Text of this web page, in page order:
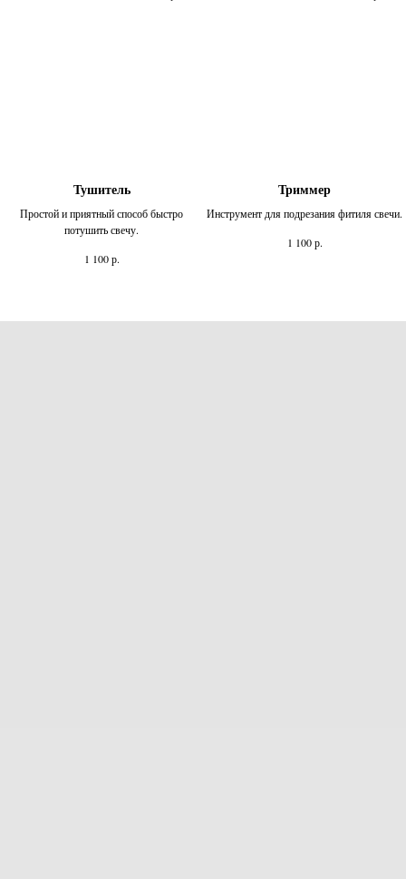
Тушитель
Простой и приятный способ быстро
потушить свечу.
1 100 р.
Триммер
Инструмент для подрезания фитиля свечи.
1 100 р.